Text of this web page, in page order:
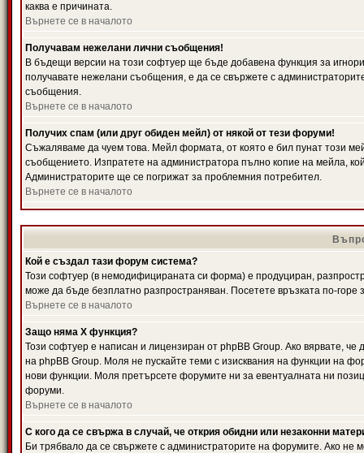
каква е причината.
Върнете се в началото
Получавам нежелани лични съобщения!
В бъдещи версии на този софтуер ще бъде добавена функция за
получавате нежелани съобщения, е да се свържете с
съобщения.
Върнете се в началото
Получих спам (или друг обиден мейл) от някой от тези форуми!
Съжаляваме да чуем това. Мейл формата, от която е бил пунат този
съобщението. Изпратете на администратора пълно копие на мейла,
Администраторите ще се погрижат за проблемния потребител.
Върнете се в началото
Кой е създал тази форум система?
Този софтуер (в немодифицираната си форма) е продуциран,
може да бъде безплатно разпространяван. Посетете връзката по-горе
Върнете се в началото
Защо няма X функция?
Този софтуер е написан и лицензиран от phpBB Group. Ако вярвате,
на phpBB Group. Моля не пускайте теми с изисквания на функции на
нови функции. Моля претърсете форумите ни за евентуалната ни
форуми.
Върнете се в началото
С кого да се свържа в случай, че открия обидни или незаконни
Би трябвало да се свържете с администраторите на форумите. Ако не